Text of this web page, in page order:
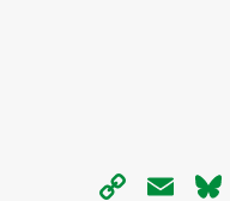
Copy
Link
Email